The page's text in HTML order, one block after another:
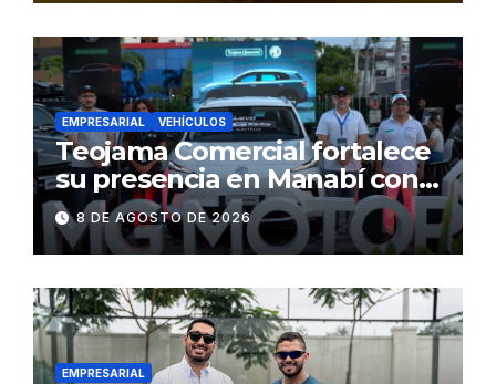
EMPRESARIAL VEHÍCULOS
Teojama Comercial fortalece
su presencia en Manabí con
una apuesta por la movilidad
híbrida y eléctrica durante
ExpoAuto del Pacífico 2026
8 DE AGOSTO DE 2026
EMPRESARIAL